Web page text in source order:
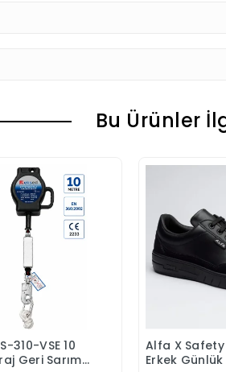
Bu Ürünler
Sepete Ekle
310-VSE 10
Geri Sarımlı
Alfa X
Erkek Günlük